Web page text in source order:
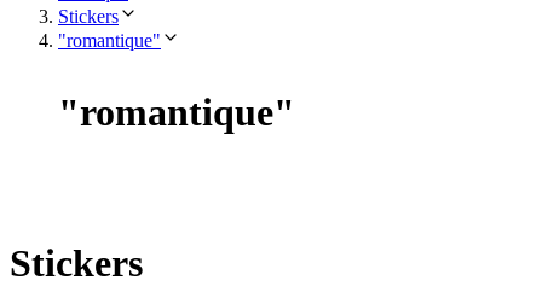
Stickers
"romantique"
"romantique"
Stickers